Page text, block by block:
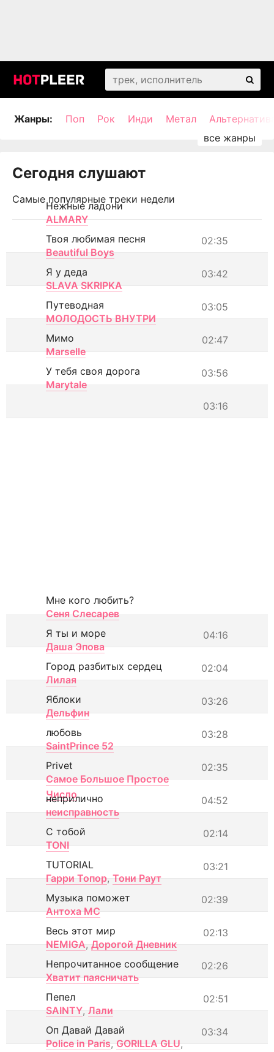
Жанры: Поп Рок Инди Метал
Сегодня слушают
Самые популярные треки недели
Нежные ладони
ALMARY
02:35
Твоя любимая песня
Beautiful Boys
03:42
Я у деда
SLAVA SKRIPKA
03:05
Путеводная
МОЛОДОСТЬ ВНУТРИ
02:47
Мимо
Marselle
03:56
У тебя своя дорога
Marytale
03:16
Мне кого любить?
Сеня Слесарев
04:16
Я ты и море
Даша Эпова
02:04
Город разбитых сердец
Лилая
03:26
Яблоки
Дельфин
03:28
любовь
SaintPrince 52
02:35
Privet
Самое Большое Простое
Число
04:52
неприлично
неисправность
02:14
С тобой
TONI
03:21
TUTORIAL
Гарри Топор, Тони Раут
02:39
Музыка поможет
Антоха МС
02:13
Весь этот мир
NEMIGA, Дорогой Дневник
02:26
Непрочитанное сообщение
Хватит паясничать
02:51
Пепел
SAINTY, Лали
03:34
Оп Давай Давай
Police in Paris, GORILLA GLU,